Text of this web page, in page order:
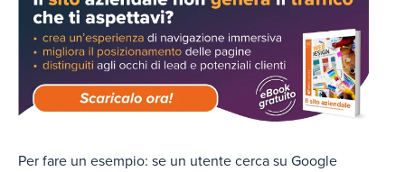
Per fare un esempio: se un utente cerca su Google